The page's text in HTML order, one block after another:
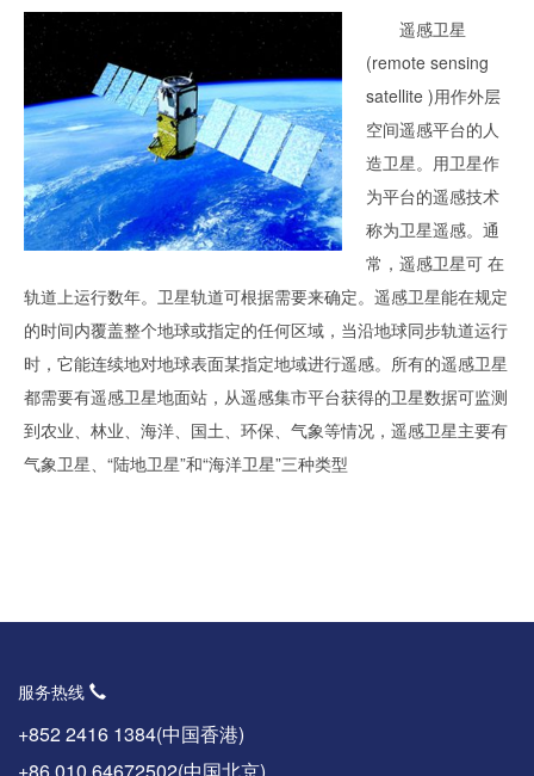
遥感卫星
(remote sensing
satellite )用作外层
空间遥感平台的人
造卫星。用卫星作
为平台的遥感技术
称为卫星遥感。通
常，遥感卫星可 在
轨道上运行数年。卫星轨道可根据需要来确定。遥感卫星能在规定
的时间内覆盖整个地球或指定的任何区域，当沿地球同步轨道运行
时，它能连续地对地球表面某指定地域进行遥感。所有的遥感卫星
都需要有遥感卫星地面站，从遥感集市平台获得的卫星数据可监测
到农业、林业、海洋、国土、环保、气象等情况，遥感卫星主要有
气象卫星、“陆地卫星”和“海洋卫星”三种类型
服务热线
+852 2416 1384(中国香港)